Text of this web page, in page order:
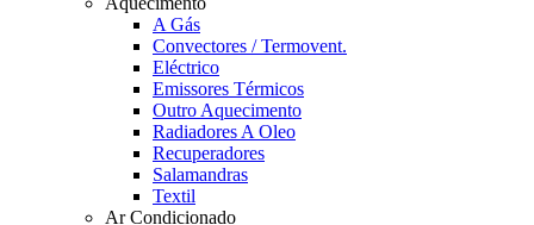
A Gás
Convectores / Termovent.
Eléctrico
Emissores Térmicos
Outro Aquecimento
Radiadores A Oleo
Recuperadores
Salamandras
Textil
Ar Condicionado